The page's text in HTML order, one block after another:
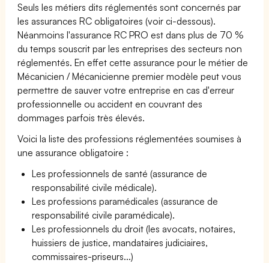
Seuls les métiers dits réglementés sont concernés par
les assurances RC obligatoires (voir ci-dessous).
Néanmoins l'assurance RC PRO est dans plus de 70 %
du temps souscrit par les entreprises des secteurs non
réglementés. En effet cette assurance pour le métier de
Mécanicien / Mécanicienne premier modèle peut vous
permettre de sauver votre entreprise en cas d'erreur
professionnelle ou accident en couvrant des
dommages parfois très élevés.
Voici la liste des professions réglementées soumises à
une assurance obligatoire :
Les professionnels de santé (assurance de
responsabilité civile médicale).
Les professions paramédicales (assurance de
responsabilité civile paramédicale).
Les professionnels du droit (les avocats, notaires,
huissiers de justice, mandataires judiciaires,
commissaires-priseurs...)